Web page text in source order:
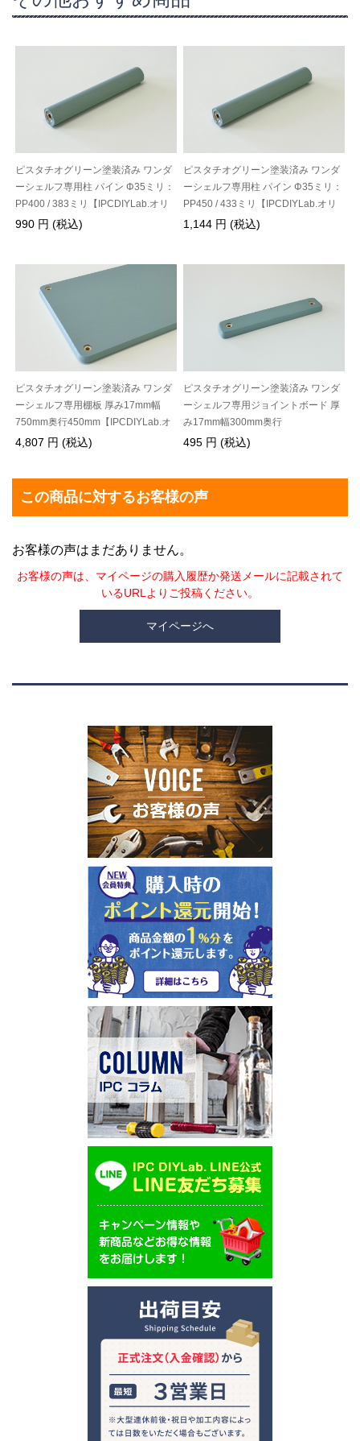
ピスタチオグリーン塗装済み ワンダ
ーシェルフ専用柱 パイン Φ35ミリ：
PP400 / 383ミリ【IPCDIYLab.オリ
ジナル】
990 円 (税込)
ピスタチオグリーン塗装済み ワンダ
ーシェルフ専用柱 パイン Φ35ミリ：
PP450 / 433ミリ【IPCDIYLab.オリ
ジナル】
1,144 円 (税込)
ピスタチオグリーン塗装済み ワンダ
ーシェルフ専用棚板 厚み17mm幅
750mm奥行450mm【IPCDIYLab.オ
リジナル】
4,807 円 (税込)
ピスタチオグリーン塗装済み ワンダ
ーシェルフ専用ジョイントボード 厚
み17mm幅300mm奥行
50mm【IPCDIYLab.オリジナル】
495 円 (税込)
この商品に対するお客様の声
お客様の声はまだありません。
お客様の声は、マイページの購入履歴か発送メールに記載されて
いるURLよりご投稿ください。
マイページへ